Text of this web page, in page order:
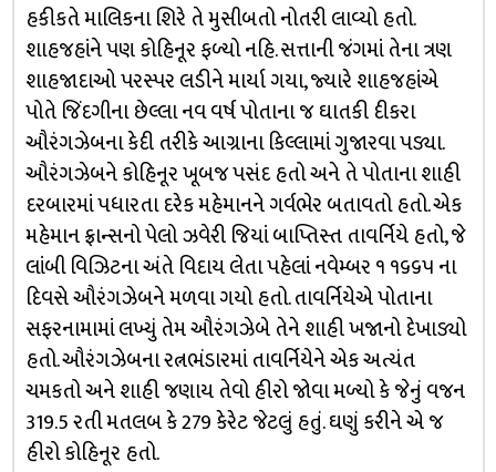
હકીકતે માલિકના શિરે તે મુસીબતો નોતરી લાવ્યો હતો.
શાહજહાંને પણ કોહિનૂર ફળ્યો નહિ. સત્તાની જંગમાં તેના ત્રણ
શાહજાદાઓ પરસ્પર લડીને માર્યા ગયા, જ્યારે શાહજહાંએ
પોતે જિંદગીના છેલ્લા નવ વર્ષ પોતાના જ ઘાતકી દીકરા
ઔરંગઝેબના કેદી તરીકે આગ્રાના કિલ્લામાં ગુજારવા પડ્યા.
ઔરંગઝેબને કોહિનૂર ખૂબજ પસંદ હતો અને તે પોતાના શાહી
દરબારમાં પધારતા દરેક મહેમાનને ગર્વભેર બતાવતો હતો. એક
મહેમાન ફ્રાન્સનો પેલો ઝવેરી જિયાં બાપ્તિસ્ત તાવર્નિયે હતો, જે
લાંબી વિઝિટના અંતે વિદાય લેતા પહેલાં નવેમ્બર ૧ ૧૬૬૫ ના
દિવસે ઔરંગઝેબને મળવા ગયો હતો. તાવર્નિયેએ પોતાના
સફરનામામાં લખ્યું તેમ ઔરંગઝેબે તેને શાહી ખજાનો દેખાડ્યો
હતો. ઔરંગઝેબના રત્નભંડારમાં તાવર્નિયેને એક અત્યંત
ચમકતો અને શાહી જણાય તેવો હીરો જોવા મળ્યો કે જેનું વજન
319.5 રતી મતલબ કે 279 કેરેટ જેટલું હતું. ઘણું કરીને એ જ
હીરો કોહિનૂર હતો.